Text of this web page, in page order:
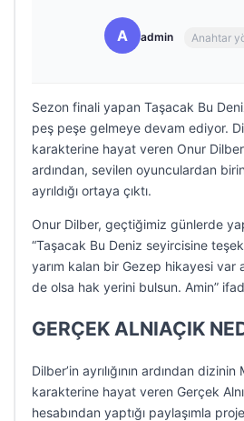
A admin Anahtar
Sezon finali yapan Taşacak Bu
peş peşe gelmeye devam ediyor.
karakterine hayat veren Onur
ardından, sevilen oyunculardan
ayrıldığı ortaya çıktı.
Onur Dilber, geçtiğimiz günlerde
“Taşacak Bu Deniz seyircisine
yarım kalan bir Gezep hikayesi var
de olsa hak yerini bulsun. Amin”
GERÇEK ALNIAÇIK
Dilber’in ayrılığının ardından
karakterine hayat veren Gerçek
hesabından yaptığı paylaşımla